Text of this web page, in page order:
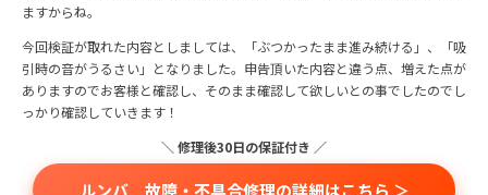
ますからね。
今回検証が取れた内容としましては、「ぶつかったまま進み続ける」、「吸
引時の音がうるさい」となりました。申告頂いた内容と違う点、増えた点が
ありますのでお客様と確認し、そのまま確認して欲しいとの事でしたのでし
っかり確認していきます！
＼ 修理後30日の保証付き ／
ルンバ 故障・不具合修理の詳細はこちら ＞